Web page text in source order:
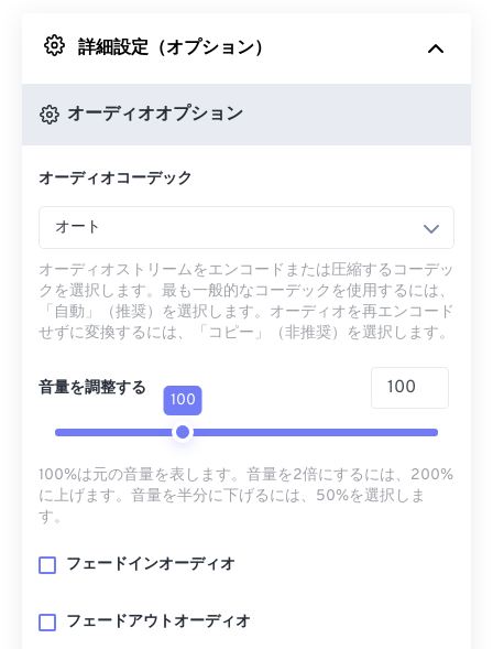
Googleドライブから
詳細設定（オプション）
オーディオオプション
オーディオコーデック
オート
オーディオストリームをエンコードまたは圧縮するコーデッ
クを選択します。最も一般的なコーデックを使用するには、
「自動」（推奨）を選択します。オーディオを再エンコード
せずに変換するには、「コピー」（非推奨）を選択します。
音量を調整する
100
100%は元の音量を表します。音量を2倍にするには、200%
に上げます。音量を半分に下げるには、50%を選択しま
す。
フェードインオーディオ
フェードアウトオーディオ